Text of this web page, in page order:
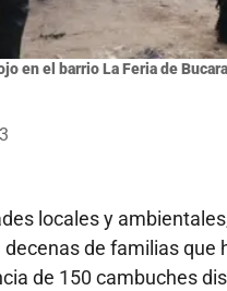
en el barrio La Feria de
locales y
decenas de familias
de 150 cambuches